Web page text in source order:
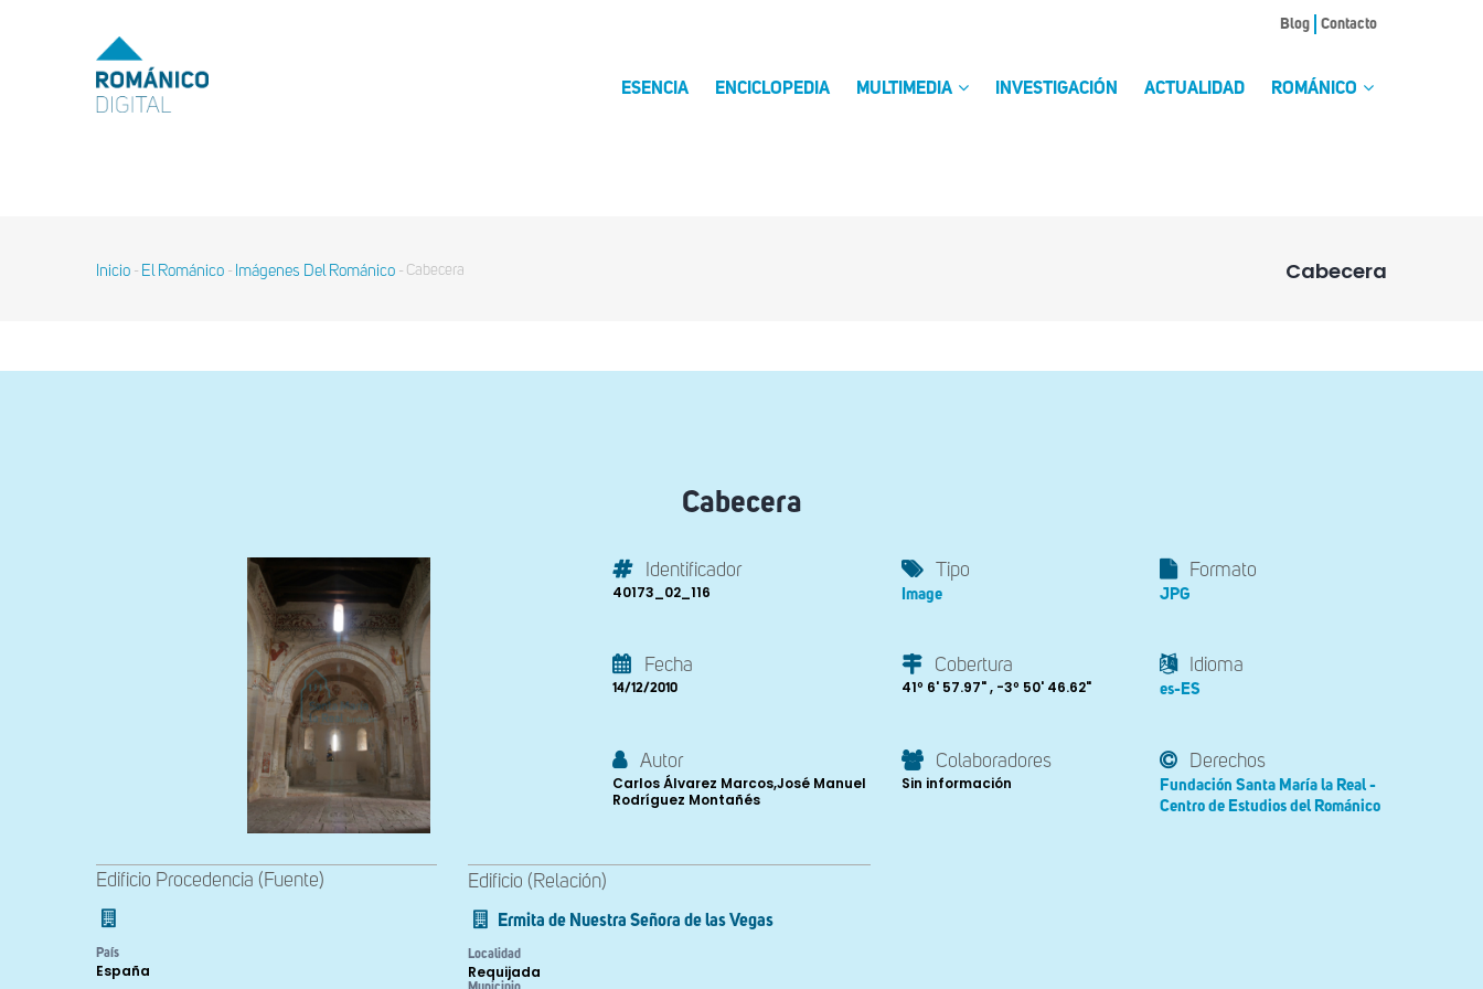
MENU
TOP
Blog Contacto
ESENCIA ENCICLOPEDIA MULTIMEDIA INVESTIGACIÓN ACTUALIDAD ROMÁNICO
Cabecera
Sobrescribir
Inicio - El Románico - Imágenes Del Románico - Cabecera
Cabecera
Identificador
40173_02_116
Tipo
Image
Formato
JPG
Fecha
14/12/2010
Cobertura
41º 6' 57.97" , -3º 50' 46.62"
Idioma
es-ES
Autor
Carlos Álvarez Marcos,José Manuel
Rodríguez Montañés
Colaboradores
Sin información
Derechos
Fundación Santa María la Real -
Centro de Estudios del Románico
Edificio Procedencia (Fuente)
País
España
Edificio (Relación)
Ermita de Nuestra Señora de las Vegas
Localidad
Requijada